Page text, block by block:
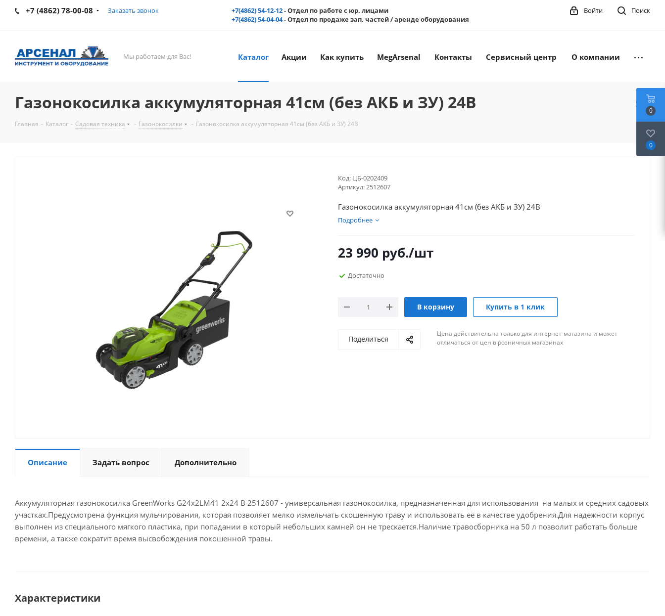
+7 (4862) 78-00-08 Заказать звонок +7(4862) 54-12-12- Отдел по работе с юр. лицами
+7(4862) 54-04-04- Отдел по продаже зап. частей / аренде оборудования
Поиск
Войти
Мы работаем для Вас! Каталог Акции Как купить MegArsenal Контакты Сервисный центр О компании
Газонокосилка аккумуляторная 41см (без АКБ и ЗУ) 24В
Главная - Каталог - Садовая техника - Газонокосилки - Газонокосилка аккумуляторная 41см (без АКБ и ЗУ) 24В
Код: ЦБ-0202409
Артикул:2512607
Газонокосилка аккумуляторная 41см (без АКБ и ЗУ) 24В
Подробнее
23 990 руб./шт
Достаточно
В корзину Купить в 1 клик
Поделиться
Цена действительна только для интернет-магазина и может
отличаться от цен в розничных магазинах
Описание Задать вопрос Дополнительно
Аккумуляторная газонокосилка GreenWorks G24x2LM41 2х24 В 2512607 - универсальная газонокосилка, предназначенная для использования на малых и средних садовых
участках.Предусмотрена функция мульчирования, которая позволяет мелко измельчать скошенную траву и использовать её в качестве удобрения.Для надежности корпус
выполнен из специального мягкого пластика, при попадании в который небольших камней он не трескается.Наличие травосборника на 50 л позволит работать больше
времени, а также сократит время высвобождения покошенной травы.
Характеристики
0
0